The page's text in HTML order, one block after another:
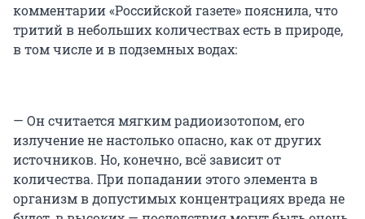
комментарии «Российской газете» пояснила, что
тритий в небольших количествах есть в природе,
в том числе и в подземных водах:
— Он считается мягким радиоизотопом, его
излучение не настолько опасно, как от других
источников. Но, конечно, всё зависит от
количества. При попадании этого элемента в
организм в допустимых концентрациях вреда не